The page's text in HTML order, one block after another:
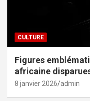
CULTURE
Figures
africaine
8 janvier 2026 admin